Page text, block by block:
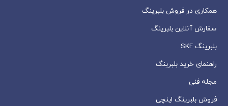
همکاری در فروش بلبرینگ
سفارش آنلاین بلبرینگ
بلبرینگ SKF
راهنمای خرید بلبرینگ
مجله فنی
فروش بلبرینگ اینچی